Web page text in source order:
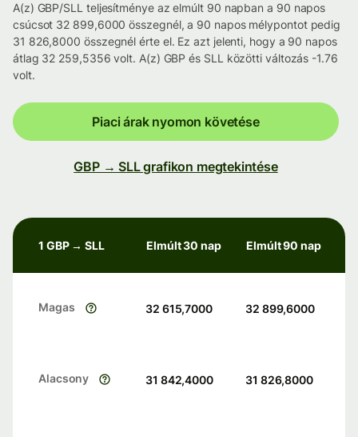
A(z) GBP/SLL teljesítménye az elmúlt 90 napban a 90 napos
csúcsot 32 899,6000 összegnél, a 90 napos mélypontot pedig
31 826,8000 összegnél érte el. Ez azt jelenti, hogy a 90 napos
átlag 32 259,5356 volt. A(z) GBP és SLL közötti változás -1.76
volt.
Piaci árak nyomon követése
GBP → SLL grafikon megtekintése
1 GBP → SLL Elmúlt 30 nap Elmúlt 90 nap
Magas 32 615,7000 32 899,6000
Alacsony 31 842,4000 31 826,8000